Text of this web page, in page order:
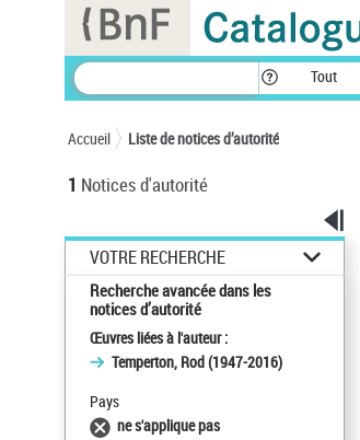
Tout
Accueil Liste de notices d’autorité
1 Notices d'autorité
VOTRE RECHERCHE
Recherche avancée dans les
notices d’autorité
Œuvres liées à l'auteur :
Temperton, Rod (1947-2016)
Pays
ne s'applique pas
Panneau de gestion des cookies